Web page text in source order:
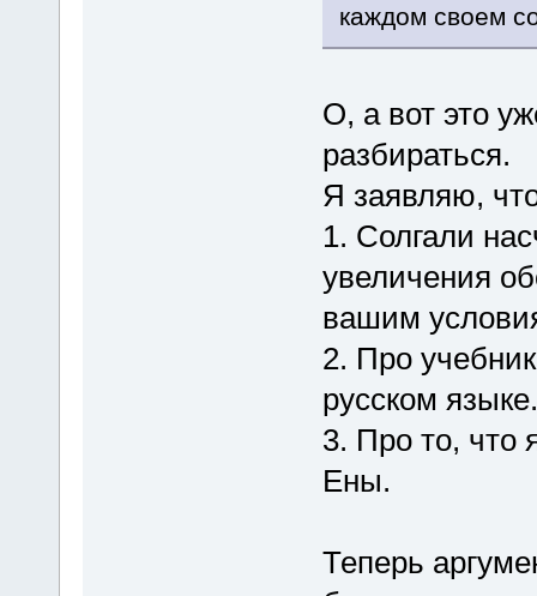
каждом своем
О, а вот это
разбираться.
Я заявляю,
1. Солгали
увеличения
вашим
2. Про
русском языке.
3. Про то,
Ены.
Теперь